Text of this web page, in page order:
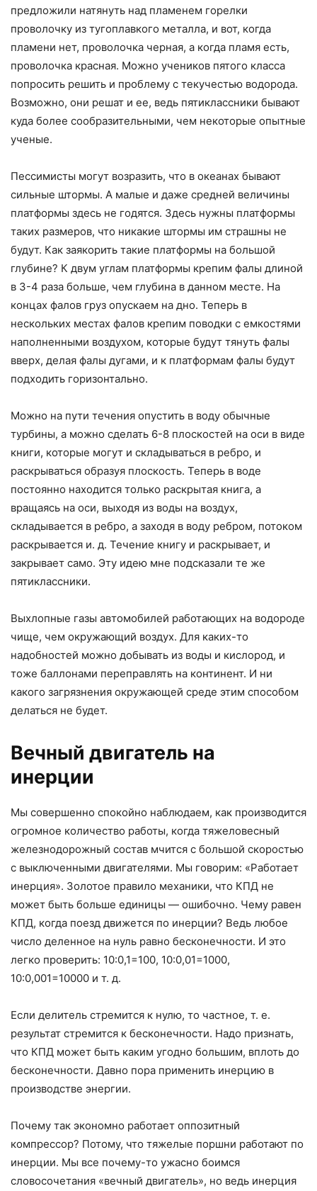
предложили натянуть над пламенем горелки
проволочку из тугоплавкого металла, и вот, когда
пламени нет, проволочка черная, а когда пламя есть,
проволочка красная. Можно учеников пятого класса
попросить решить и проблему с текучестью водорода.
Возможно, они решат и ее, ведь пятиклассники бывают
куда более сообразительными, чем некоторые опытные
ученые.
Пессимисты могут возразить, что в океанах бывают
сильные штормы. А малые и даже средней величины
платформы здесь не годятся. Здесь нужны платформы
таких размеров, что никакие штормы им страшны не
будут. Как заякорить такие платформы на большой
глубине? К двум углам платформы крепим фалы длиной
в 3-4 раза больше, чем глубина в данном месте. На
концах фалов груз опускаем на дно. Теперь в
нескольких местах фалов крепим поводки с емкостями
наполненными воздухом, которые будут тянуть фалы
вверх, делая фалы дугами, и к платформам фалы будут
подходить горизонтально.
Можно на пути течения опустить в воду обычные
турбины, а можно сделать 6-8 плоскостей на оси в виде
книги, которые могут и складываться в ребро, и
раскрываться образуя плоскость. Теперь в воде
постоянно находится только раскрытая книга, а
вращаясь на оси, выходя из воды на воздух,
складывается в ребро, а заходя в воду ребром, потоком
раскрывается и. д. Течение книгу и раскрывает, и
закрывает само. Эту идею мне подсказали те же
пятиклассники.
Выхлопные газы автомобилей работающих на водороде
чище, чем окружающий воздух. Для каких-то
надобностей можно добывать из воды и кислород, и
тоже баллонами переправлять на континент. И ни
какого загрязнения окружающей среде этим способом
делаться не будет.
Вечный двигатель на
инерции
Мы совершенно спокойно наблюдаем, как производится
огромное количество работы, когда тяжеловесный
железнодорожный состав мчится с большой скоростью
с выключенными двигателями. Мы говорим: «Работает
инерция». Золотое правило механики, что КПД не
может быть больше единицы — ошибочно. Чему равен
КПД, когда поезд движется по инерции? Ведь любое
число деленное на нуль равно бесконечности. И это
легко проверить: 10:0,1=100, 10:0,01=1000,
10:0,001=10000 и т. д.
Если делитель стремится к нулю, то частное, т. е.
результат стремится к бесконечности. Надо признать,
что КПД может быть каким угодно большим, вплоть до
бесконечности. Давно пора применить инерцию в
производстве энергии.
Почему так экономно работает оппозитный
компрессор? Потому, что тяжелые поршни работают по
инерции. Мы все почему-то ужасно боимся
словосочетания «вечный двигатель», но ведь инерция